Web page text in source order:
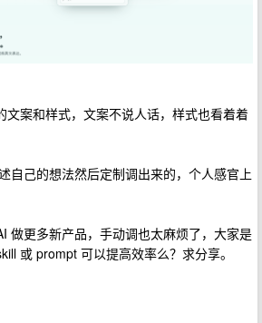
文案和样式，文案不说人话，样式也看着着
自己的想法然后定制调出来的，个人感官上
做更多新产品，手动调也太麻烦了，大家是
或 prompt 可以提高效率么？求分享。